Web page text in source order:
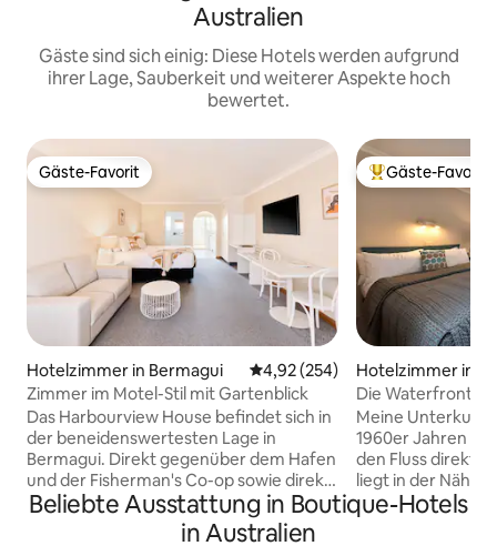
Australien
Gäste sind sich einig: Diese Hotels werden aufgrund
ihrer Lage, Sauberkeit und weiterer Aspekte hoch
bewertet.
Gäste-Favorit
Gäste-Favorit
Hotelzimmer in Bermagui Durchschnittliche Bewertung:
4,92 (254)
Zimmer im Motel-Stil mit Gartenblick
Das Harbourview House befindet sich in
der beneidenswertesten Lage in
Bermagui. Direkt gegenüber dem Hafen
und der Fisherman's Co-op sowie direkt
neben dem 18-Loch-Golfplatz & Club.
Nur einen kurzen Spaziergang vom Dorf
entfernt und umgeben von vielen
Beliebter Gäste-
Gäste-Favorit
Hotelzimmer in
Die Waterfront
Meine Unterkunft
1960er Jahren
den Fluss direkt
liegt in der Nähe
Restaurants und
Beliebte Ausstattung in Boutique-Hotels
in Australien